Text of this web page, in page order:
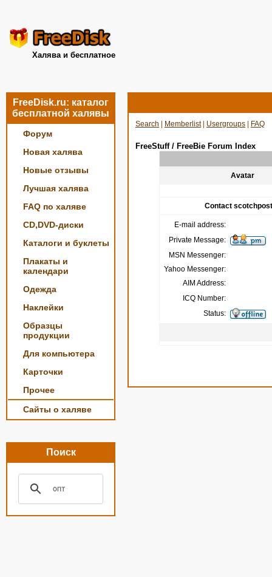
Халява и бесплатное
FreeDisk.ru: каталог
бесплатной халявы
Форум
Новая халява
Новые отзывы
Лучшая халява
FAQ по халяве
CD,DVD-диски
Каталоги и буклеты
Плакаты и
календари
Одежда
Наклейки
Образцы
продукции
Для компьютера
Карточки
Прочее
Сайты о халяве
Поиск
Search Memberlist| Usergroups FAQ
FreeStuff / FreeBie Forum Index
Avatar
Contact
E-mail address:
Private Message:
MSN Messenger:
Yahoo Messenger:
AIM Address:
ICQ Number:
Status: